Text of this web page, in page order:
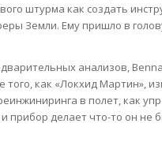
штурма как создать
Земли. Ему пришло в
анализов,
того, как «Локхид Мартин»,
в полет, как
прибор делает что-то он